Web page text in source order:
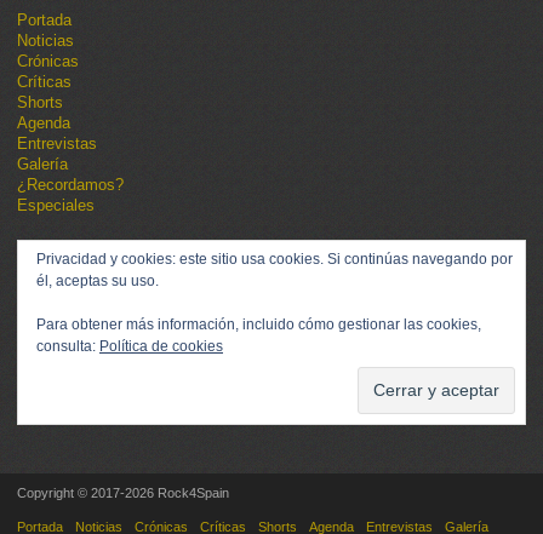
Portada
Noticias
Crónicas
Críticas
Shorts
Agenda
Entrevistas
Galería
¿Recordamos?
Especiales
Privacidad y cookies: este sitio usa cookies. Si continúas navegando por
él, aceptas su uso.
Para obtener más información, incluido cómo gestionar las cookies,
consulta: Política de cookies
Copyright © 2017-2026 Rock4Spain
Portada Noticias Crónicas Críticas Shorts Agenda Entrevistas Galería